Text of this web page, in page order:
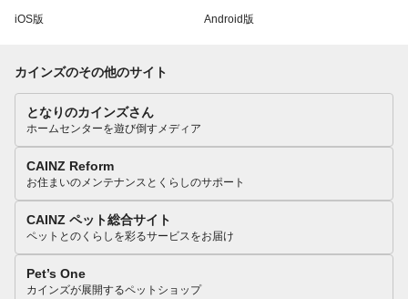
iOS版 Android版
カインズのその他のサイト
となりのカインズさん
ホームセンターを遊び倒すメディア
CAINZ Reform
お住まいのメンテナンスとくらしのサポート
CAINZ ペット総合サイト
ペットとのくらしを彩るサービスをお届け
Pet’s One
カインズが展開するペットショップ